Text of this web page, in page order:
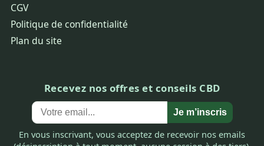
CGV
Politique de confidentialité
Plan du site
Recevez nos offres et conseils CBD
Je m’inscris
En vous inscrivant, vous acceptez de recevoir nos emails